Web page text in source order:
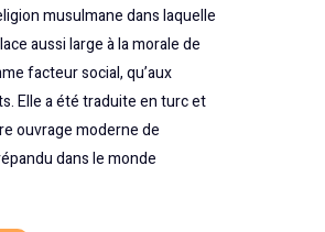
musulmane dans laquelle
aussi large à la morale de
facteur social, qu’aux
Elle a été traduite en turc et
ouvrage moderne de
dans le monde